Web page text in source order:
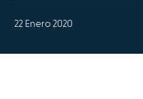
22 Enero 2020